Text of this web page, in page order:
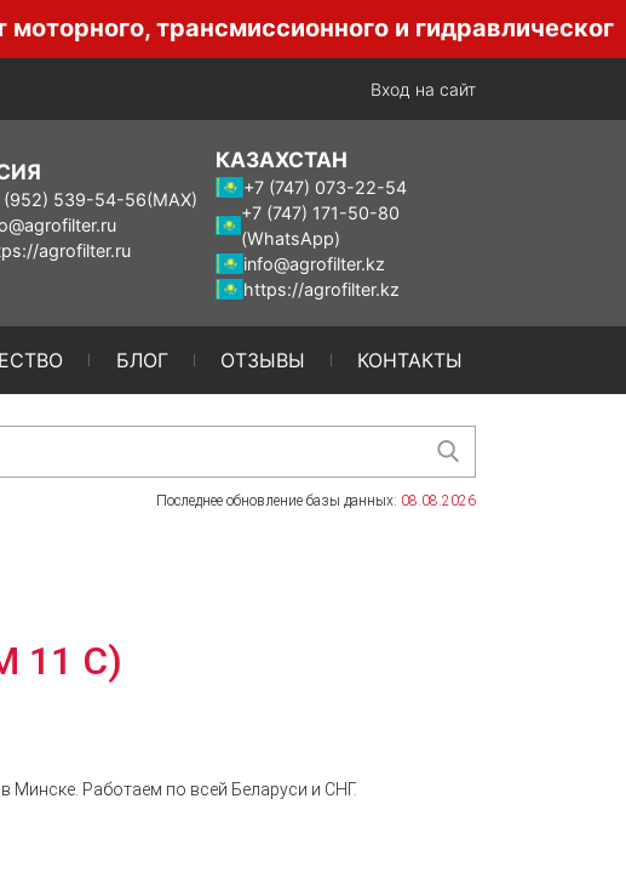
трансмиссионного и гидравлического
Вход на сайт
(952) 539-54-56(MAX)
agrofilter.ru
КАЗАХСТАН
+7 (747) 073-22-54
+7 (747) 171-50-80
(WhatsApp)
info@agrofilter.kz
https://agrofilter.kz
БЛОГ ОТЗЫВЫ КОНТАКТЫ
Последнее обновление базы данных: 08.08.2026
11 C)
Минске. Работаем по всей Беларуси и СНГ.